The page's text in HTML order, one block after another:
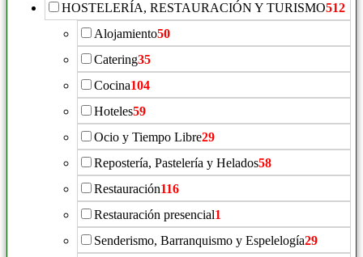
HOSTELERÍA, RESTAURACIÓN Y TURISMO512
Alojamiento50
Catering35
Cocina104
Hoteles59
Ocio y Tiempo Libre29
Repostería, Pastelería y Helados58
Restauración116
Restauración presencial1
Senderismo, Barranquismo y Espelelogía29